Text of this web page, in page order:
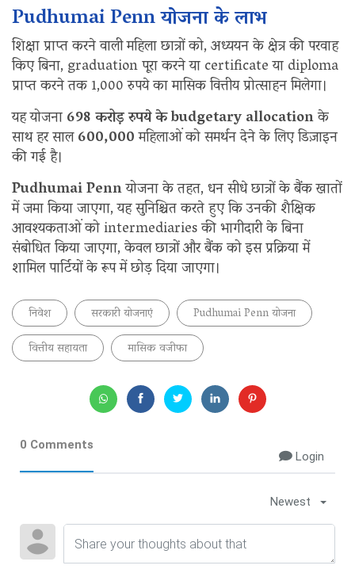
Pudhumai Penn योजना के लाभ
शिक्षा प्राप्त करने वाली महिला छात्रों को, अध्ययन के क्षेत्र की परवाह
किए बिना, graduation पूरा करने या certificate या diploma
प्राप्त करने तक 1,000 रुपये का मासिक वित्तीय प्रोत्साहन मिलेगा।
यह योजना698 करोड़ रुपये के budgetary allocationके
साथ हर साल600,000महिलाओं को समर्थन देने के लिए डिज़ाइन
की गई है।
Pudhumai Pennयोजना के तहत, धन सीधे छात्रों के बैंक खातों
में जमा किया जाएगा, यह सुनिश्चित करते हुए कि उनकी शैक्षिक
आवश्यकताओं को intermediaries की भागीदारी के बिना
संबोधित किया जाएगा, केवल छात्रों और बैंक को इस प्रक्रिया में
शामिल पार्टियों के रूप में छोड़ दिया जाएगा।
निवेश सरकारी योजनाएं
Pudhumai Penn योजना
वित्तीय सहायता
मासिक वजीफा
0 Comments
Login
Newest